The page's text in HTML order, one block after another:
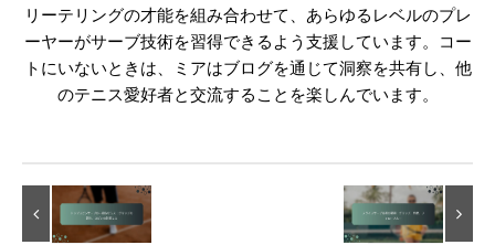
リーテリングの才能を組み合わせて、あらゆるレベルのプレ
ーヤーがサーブ技術を習得できるよう支援しています。コー
トにいないときは、ミアはブログを通じて洞察を共有し、他
のテニス愛好者と交流することを楽しんでいます。